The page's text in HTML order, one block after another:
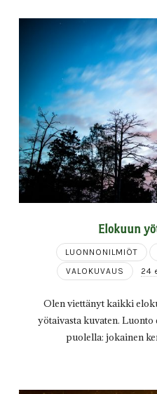
Elokuun
LUONNONILMIÖT
VALOKUVAUS
24
Olen viettänyt kaikki
yötaivasta kuvaten.
puolella: jokainen